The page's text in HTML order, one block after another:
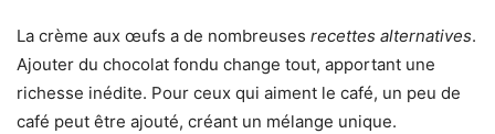
La crème aux œufs a de nombreuses recettes alternatives.
Ajouter du chocolat fondu change tout, apportant une
richesse inédite. Pour ceux qui aiment le café, un peu de
café peut être ajouté, créant un mélange unique.